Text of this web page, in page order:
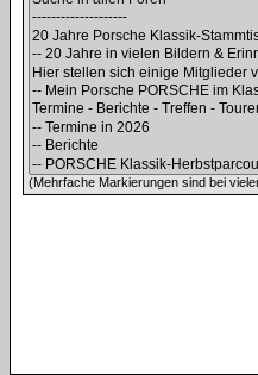
(Mehrfache Markierungen sind bei